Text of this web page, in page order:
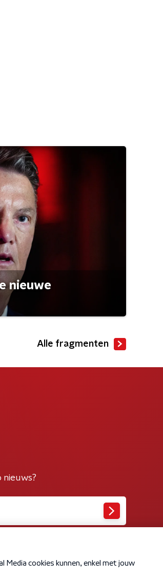
nieuwe
Alle fragmenten